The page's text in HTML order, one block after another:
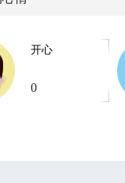
开心
0